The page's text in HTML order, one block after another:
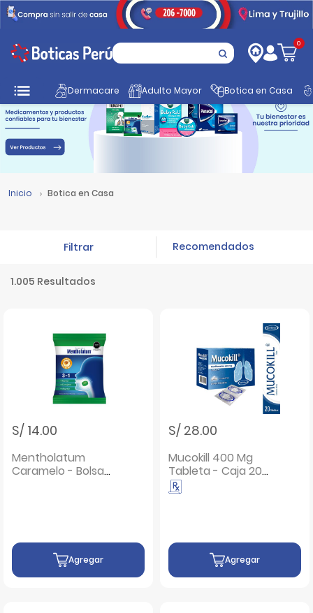
0
Dermacare Adulto Mayor Botica en Casa
Inicio Botica en Casa
1.005 Resultados
Filtrar
S/ 14.00
Mentholatum
Caramelo - Bolsa
Agregar
S/ 28.00
Mucokill 400 Mg
Tableta - Caja 20
UN
Agregar